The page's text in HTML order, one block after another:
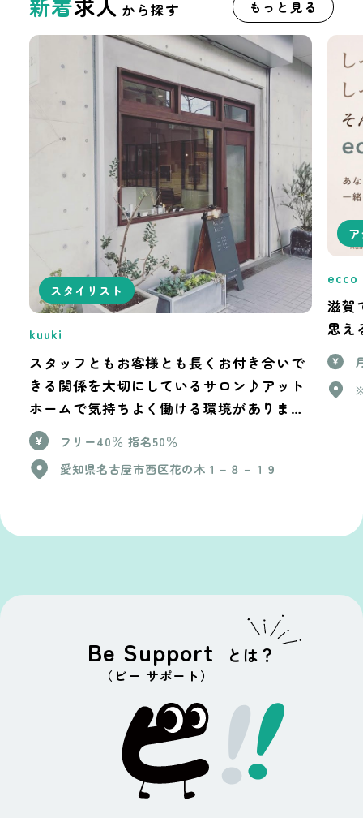
月以内
年以内
デビューまで1年
以内
デビューまで2年
以内
少人数制
コンテスト積極
参加サロン
ショー積極参加
サロン
カラー特化
パーマ特化 カット特化
ロン
サロン
メディア撮影に
積極的なサロン
アカデミー完備
メンズ客多め
レディース客多
副業OK
個人サロン
大手サロン(10店
展開
定着率◎ (スタッ
フの半数が勤続
年数3年以上)
完全個室
新着求人 から探す もっと見る
スタイリスト
kuuki
スタッフともお客様とも長くお付き合いで
きる関係を大切にしているサロン♪アット
ホームで気持ちよく働ける環境があります
♪
フリー40％ 指名50％
愛知県名古屋市西区花の木１－８－１９
ecco
滋賀
思え
Be Support
（ビー サポート）
とは？